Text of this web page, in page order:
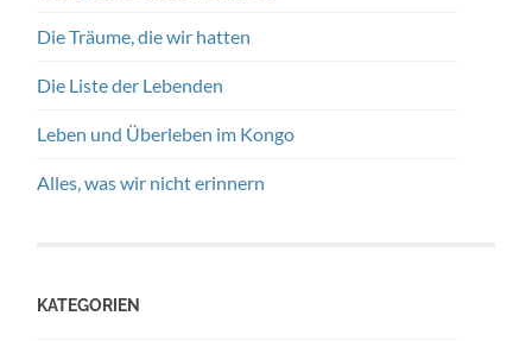
Die Träume, die wir hatten
Die Liste der Lebenden
Leben und Überleben im Kongo
Alles, was wir nicht erinnern
KATEGORIEN